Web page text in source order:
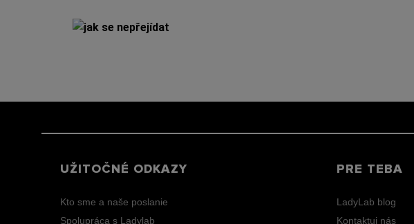
UŽITOČNÉ ODKAZY
Kto sme a naše poslanie
Spolupráca s Ladylab
PRE TEBA
LadyLab blog
Kontaktuj nás